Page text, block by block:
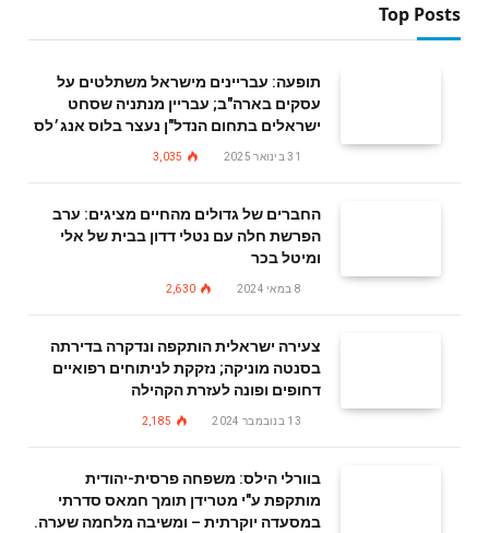
Top Posts
תופעה: עבריינים מישראל משתלטים על
עסקים בארה"ב; עבריין מנתניה שסחט
ישראלים בתחום הנדל"ן נעצר בלוס אנג׳לס
31 בינואר 2025 3,035
החברים של גדולים מהחיים מציגים: ערב
הפרשת חלה עם נטלי דדון בבית של אלי
ומיטל בכר
8 במאי 2024 2,630
צעירה ישראלית הותקפה ונדקרה בדירתה
בסנטה מוניקה; נזקקת לניתוחים רפואיים
דחופים ופונה לעזרת הקהילה
13 בנובמבר 2024 2,185
בוורלי הילס: משפחה פרסית-יהודית
מותקפת ע"י מטרידן תומך חמאס סדרתי
במסעדה יוקרתית – ומשיבה מלחמה שערה.